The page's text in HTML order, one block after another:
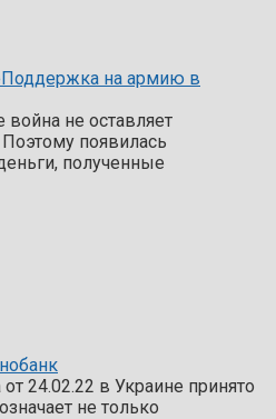
на армию в
не оставляет
появилась
полученные
24.02.22 в Украине принято
не только